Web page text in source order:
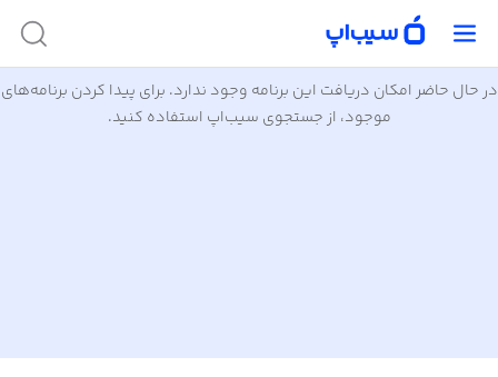
در حال حاضر امکان دریافت این برنامه وجود ندارد. برای پیدا کردن برنامه‌های
موجود، از جستجوی سیب‌اپ استفاده کنید.